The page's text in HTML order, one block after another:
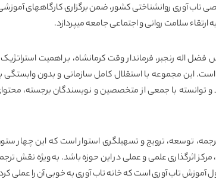
تاب آوری روانشناختی کشور، ضمن برگزاری کارگاههای
سلامت روانی و اجتماعی جامعه میپردازد.
اله رنجبر، فرماندار وقت کرمانشاه، بر اهمیت
این مجموعه با استقلال کامل سازمانی و بدون وابستگی
و توانسته با جمعی از متخصصین و نویسندگان برجسته،
توسعه، ترویج و تسهیلگری استوار است که این چهار
اثرگذاری علمی و عملی در این حوزه باشد. به ویژه نقش
تاب آوری است که خانه تاب آوری به خوبی آن را عملی